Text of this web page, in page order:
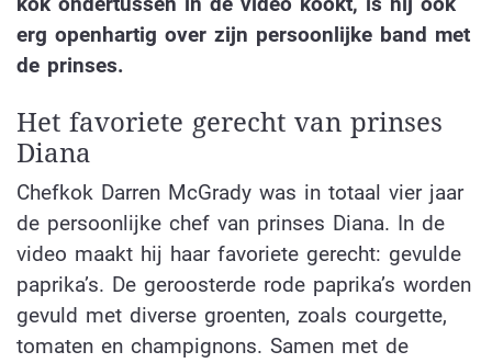
erg openhartig over zijn persoonlijke band met
de prinses.
Het favoriete gerecht van prinses
Diana
Chefkok Darren McGrady was in totaal vier jaar
de persoonlijke chef van prinses Diana. In de
video maakt hij haar favoriete gerecht: gevulde
paprika’s. De geroosterde rode paprika’s worden
gevuld met diverse groenten, zoals courgette,
tomaten en champignons. Samen met de